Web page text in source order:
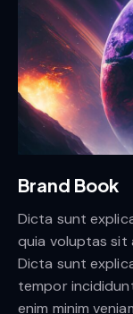
Brand Book
Dicta sunt
quia voluptas sit
Dicta sunt
tempor
enim minim